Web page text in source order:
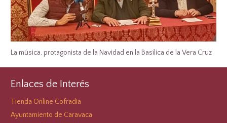
La música, protagonista de la Navidad en la Basílica de la Vera Cruz
Enlaces de Interés
Tienda Online Cofradía
Ayuntamiento de Caravaca